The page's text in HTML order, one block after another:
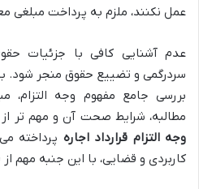
عمل نکنند، ملزم به پرداخت مبلغی
عدم آشنایی کافی با جزئیات
سردرگمی و تضییع حقوق منجر شود.
بررسی جامع مفهوم وجه التزام،
مطالبه، شرایط صحت آن و مهم تر از
وجه التزام قرارداد اجاره پرداخته
کاربردی و قضایی، با این جنبه مهم